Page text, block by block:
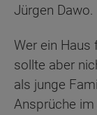
Jürgen Dawo.
Wer ein Haus
sollte aber
als junge
Ansprüche im